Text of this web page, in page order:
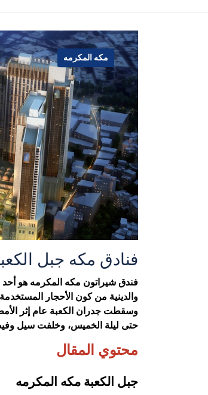
مكه المكرمه
فنادق مكه جبل
فندق شيراتون مكه المكرمه هو أحد
والدينية من كون الأحجار
وسقطت جدران الكعبة عام إثر الأمطار
حتى ليلة الخميس، وخلفت سيل
محتوي المقال
جبل الكعبة مكه المكرمه